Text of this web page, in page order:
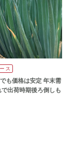
ス
も価格は安定 年末需
出荷時期後ろ倒しも